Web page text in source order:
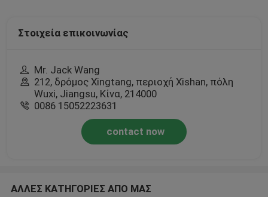
Στοιχεία επικοινωνίας
Mr. Jack Wang
212, δρόμος Xingtang, περιοχή Xishan, πόλη
Wuxi, Jiangsu, Κίνα, 214000
0086 15052223631
contact now
ΑΛΛΕΣ ΚΑΤΗΓΟΡΙΕΣ ΑΠΟ ΜΑΣ